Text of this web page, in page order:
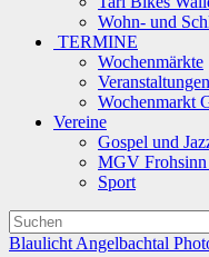
Wohn- und
TERMINE
Wochenmärkte
Veranstaltungen
Wochenmarkt
Vereine
Gospel und
MGV Frohsinn
Sport
Blaulicht Angelbachtal